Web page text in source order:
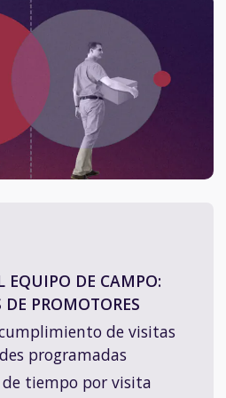
EQUIPO DE CAMPO:
PROMOTORES
de visitas
programadas
de tiempo por visita